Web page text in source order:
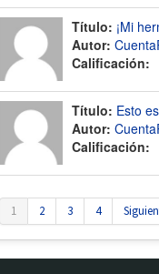
Título: ¡Mi
Autor:
Calificación:
Título: Esto
Autor:
Calificación:
1 2 3 4